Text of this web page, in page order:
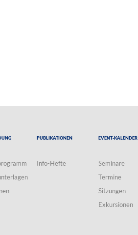
Publikationen
Info-Hefte
Event-Kalender
Seminare
Termine
Sitzungen
Exkursionen